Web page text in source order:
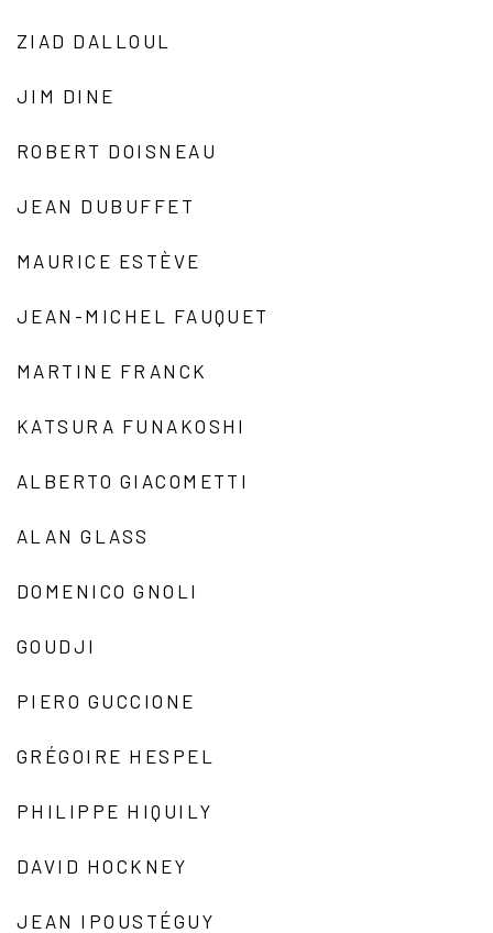
ZIAD DALLOUL
JIM DINE
ROBERT DOISNEAU
JEAN DUBUFFET
MAURICE ESTÈVE
JEAN-MICHEL FAUQUET
MARTINE FRANCK
KATSURA FUNAKOSHI
ALBERTO GIACOMETTI
ALAN GLASS
DOMENICO GNOLI
GOUDJI
PIERO GUCCIONE
GRÉGOIRE HESPEL
PHILIPPE HIQUILY
DAVID HOCKNEY
JEAN IPOUSTÉGUY